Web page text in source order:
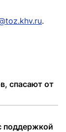
.
спасают от
поддержкой